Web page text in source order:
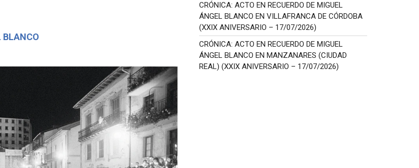
BLANCO
CRÓNICA: ACTO EN RECUERDO DE MIGUEL
ÁNGEL BLANCO EN VILLAFRANCA DE CÓRDOBA
(XXIX ANIVERSARIO – 17/07/2026)
CRÓNICA: ACTO EN RECUERDO DE MIGUEL
ÁNGEL BLANCO EN MANZANARES (CIUDAD
REAL) (XXIX ANIVERSARIO – 17/07/2026)